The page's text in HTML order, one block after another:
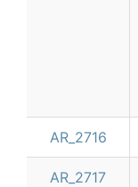
AR_2716
AR_2717